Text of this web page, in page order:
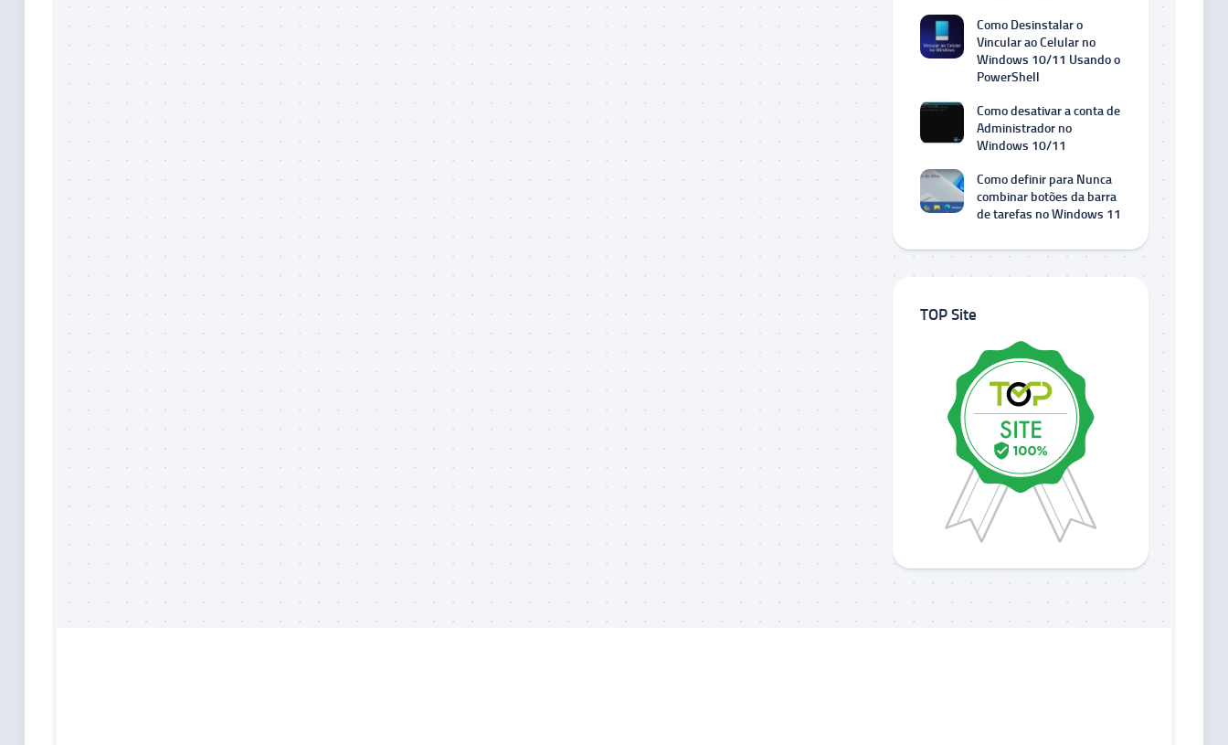
Como Desinstalar o
Vincular ao Celular no
Windows 10/11 Usando o
PowerShell
Como desativar a conta de
Administrador no
Windows 10/11
Como definir para Nunca
combinar botões da barra
de tarefas no Windows 11
TOP Site